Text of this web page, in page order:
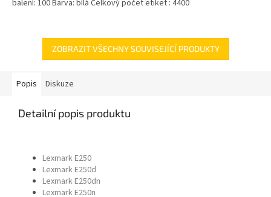
balení: 100 Barva: bílá Celkový počet etiket : 4400
ZOBRAZIT VŠECHNY SOUVISEJÍCÍ PRODUKTY
Popis Diskuze
Detailní popis produktu
Lexmark E250
Lexmark E250d
Lexmark E250dn
Lexmark E250n